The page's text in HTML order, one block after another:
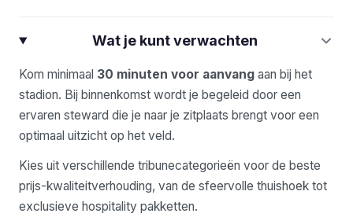
Wat je kunt verwachten
Kom minimaal 30 minuten voor aanvang aan bij het
stadion. Bij binnenkomst wordt je begeleid door een
ervaren steward die je naar je zitplaats brengt voor een
optimaal uitzicht op het veld.
Kies uit verschillende tribunecategorieën voor de beste
prijs-kwaliteitverhouding, van de sfeervolle thuishoek tot
exclusieve hospitality pakketten.